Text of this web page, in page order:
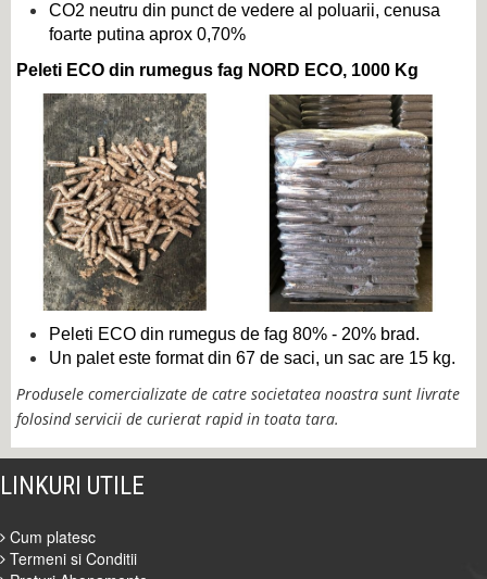
CO2 neutru din punct de vedere al poluarii, cenusa
foarte putina aprox 0,70%
Peleti ECO din rumegus fag NORD ECO, 1000 Kg
Peleti ECO din rumegus de fag 80% - 20% brad.
Un palet este format din 67 de saci, un sac are 15 kg.
Produsele comercializate de catre societatea noastra sunt livrate
folosind servicii de curierat rapid in toata tara.
LINKURI UTILE
Cum platesc
Termeni si Conditii